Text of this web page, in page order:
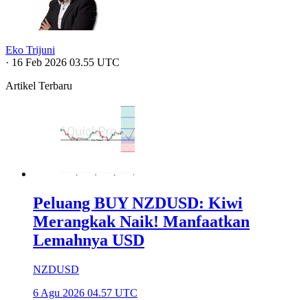
Eko Trijuni
· 16 Feb 2026 03.55 UTC
Artikel Terbaru
Peluang BUY NZDUSD: Kiwi
Merangkak Naik! Manfaatkan
Lemahnya USD
NZDUSD
6 Agu 2026 04.57 UTC